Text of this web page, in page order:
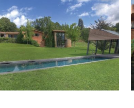
taller per a una pintora a
Bellaterra